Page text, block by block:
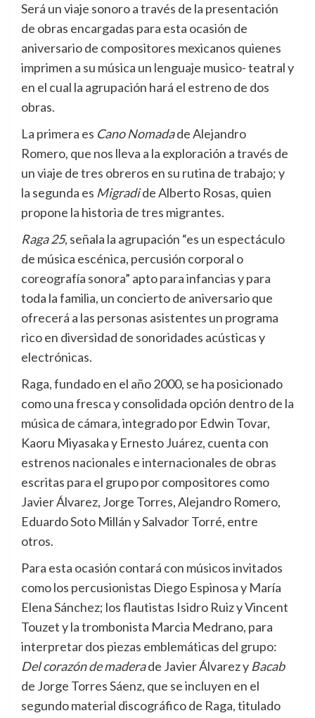
Será un viaje sonoro a través de la presentación
de obras encargadas para esta ocasión de
aniversario de compositores mexicanos quienes
imprimen a su música un lenguaje musico- teatral y
en el cual la agrupación hará el estreno de dos
obras.
La primera es Cano Nomadade Alejandro
Romero, que nos lleva a la exploración a través de
un viaje de tres obreros en su rutina de trabajo; y
la segunda es Migradide Alberto Rosas, quien
propone la historia de tres migrantes.
Raga 25, señala la agrupación “es un espectáculo
de música escénica, percusión corporal o
coreografía sonora” apto para infancias y para
toda la familia, un concierto de aniversario que
ofrecerá a las personas asistentes un programa
rico en diversidad de sonoridades acústicas y
electrónicas.
Raga, fundado en el año 2000, se ha posicionado
como una fresca y consolidada opción dentro de la
música de cámara, integrado por Edwin Tovar,
Kaoru Miyasaka y Ernesto Juárez, cuenta con
estrenos nacionales e internacionales de obras
escritas para el grupo por compositores como
Javier Álvarez, Jorge Torres, Alejandro Romero,
Eduardo Soto Millán y Salvador Torré, entre
otros.
Para esta ocasión contará con músicos invitados
como los percusionistas Diego Espinosa y María
Elena Sánchez; los flautistas Isidro Ruiz y Vincent
Touzet y la trombonista Marcia Medrano, para
interpretar dos piezas emblemáticas del grupo:
Del corazón de maderade Javier Álvarez y Bacab
de Jorge Torres Sáenz, que se incluyen en el
segundo material discográfico de Raga, titulado